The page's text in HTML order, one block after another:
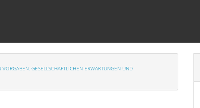
GESELLSCHAFTLICHEN ERWARTUNGEN UND